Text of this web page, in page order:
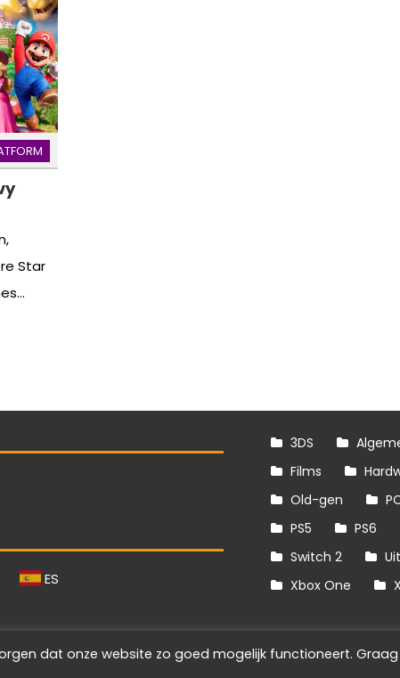
Star
ES
3DS
Films
Old-gen
PS5
PS6
Switch 2
Xbox One
dat onze website zo goed mogelijk functioneert. Graag